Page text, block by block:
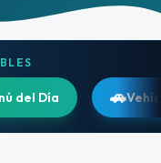
🚗 Vehículos